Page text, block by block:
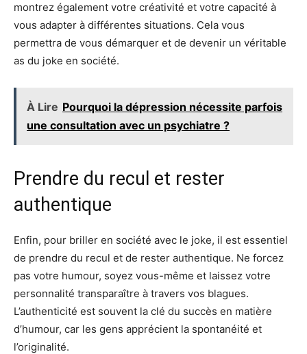
montrez également votre créativité et votre capacité à
vous adapter à différentes situations. Cela vous
permettra de vous démarquer et de devenir un véritable
as du joke en société.
À Lire Pourquoi la dépression nécessite parfois
une consultation avec un psychiatre ?
Prendre du recul et rester
authentique
Enfin, pour briller en société avec le joke, il est essentiel
de prendre du recul et de rester authentique. Ne forcez
pas votre humour, soyez vous-même et laissez votre
personnalité transparaître à travers vos blagues.
L’authenticité est souvent la clé du succès en matière
d’humour, car les gens apprécient la spontanéité et
l’originalité.